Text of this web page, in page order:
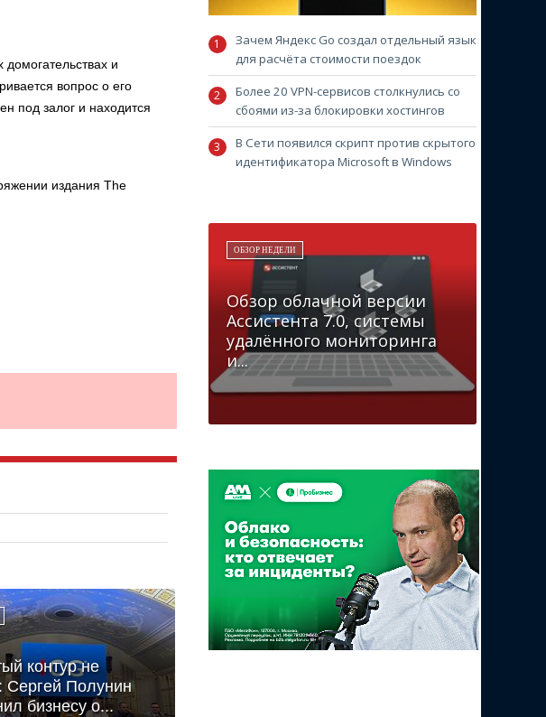
и
вопрос о его
под залог и находится
издания The
контур не
Сергей Полунин
бизнесу о...
Зачем Яндекс Go создал отдельный язык
для расчёта стоимости поездок
Более 20 VPN-сервисов столкнулись со
сбоями из-за блокировки хостингов
В Сети появился скрипт против скрытого
идентификатора Microsoft в Windows
ОБЗОР НЕДЕЛИ
Обзор облачной версии
Ассистента 7.0, системы
удалённого мониторинга
и...